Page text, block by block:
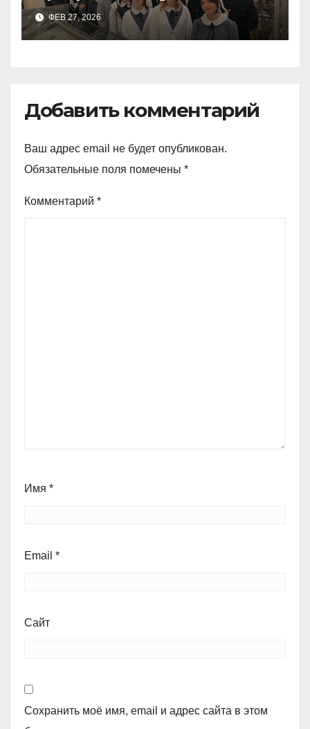
9а,8,9б классов посетили
зоологический музей и
ФЕВ 27, 2026
Добавить комментарий
Ваш адрес email не будет опубликован.
Обязательные поля помечены *
Комментарий *
Имя *
Email *
Сайт
Сохранить моё имя, email и адрес сайта в этом